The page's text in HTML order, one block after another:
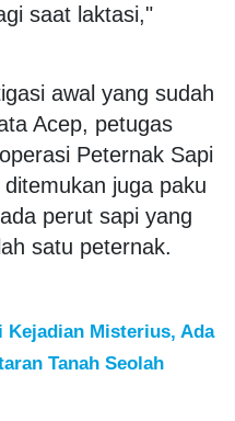
saat laktasi,"
awal yang sudah
Acep, petugas
Peternak Sapi
juga paku
perut sapi yang
satu peternak.
Kejadian Misterius, Ada
Tanah Seolah